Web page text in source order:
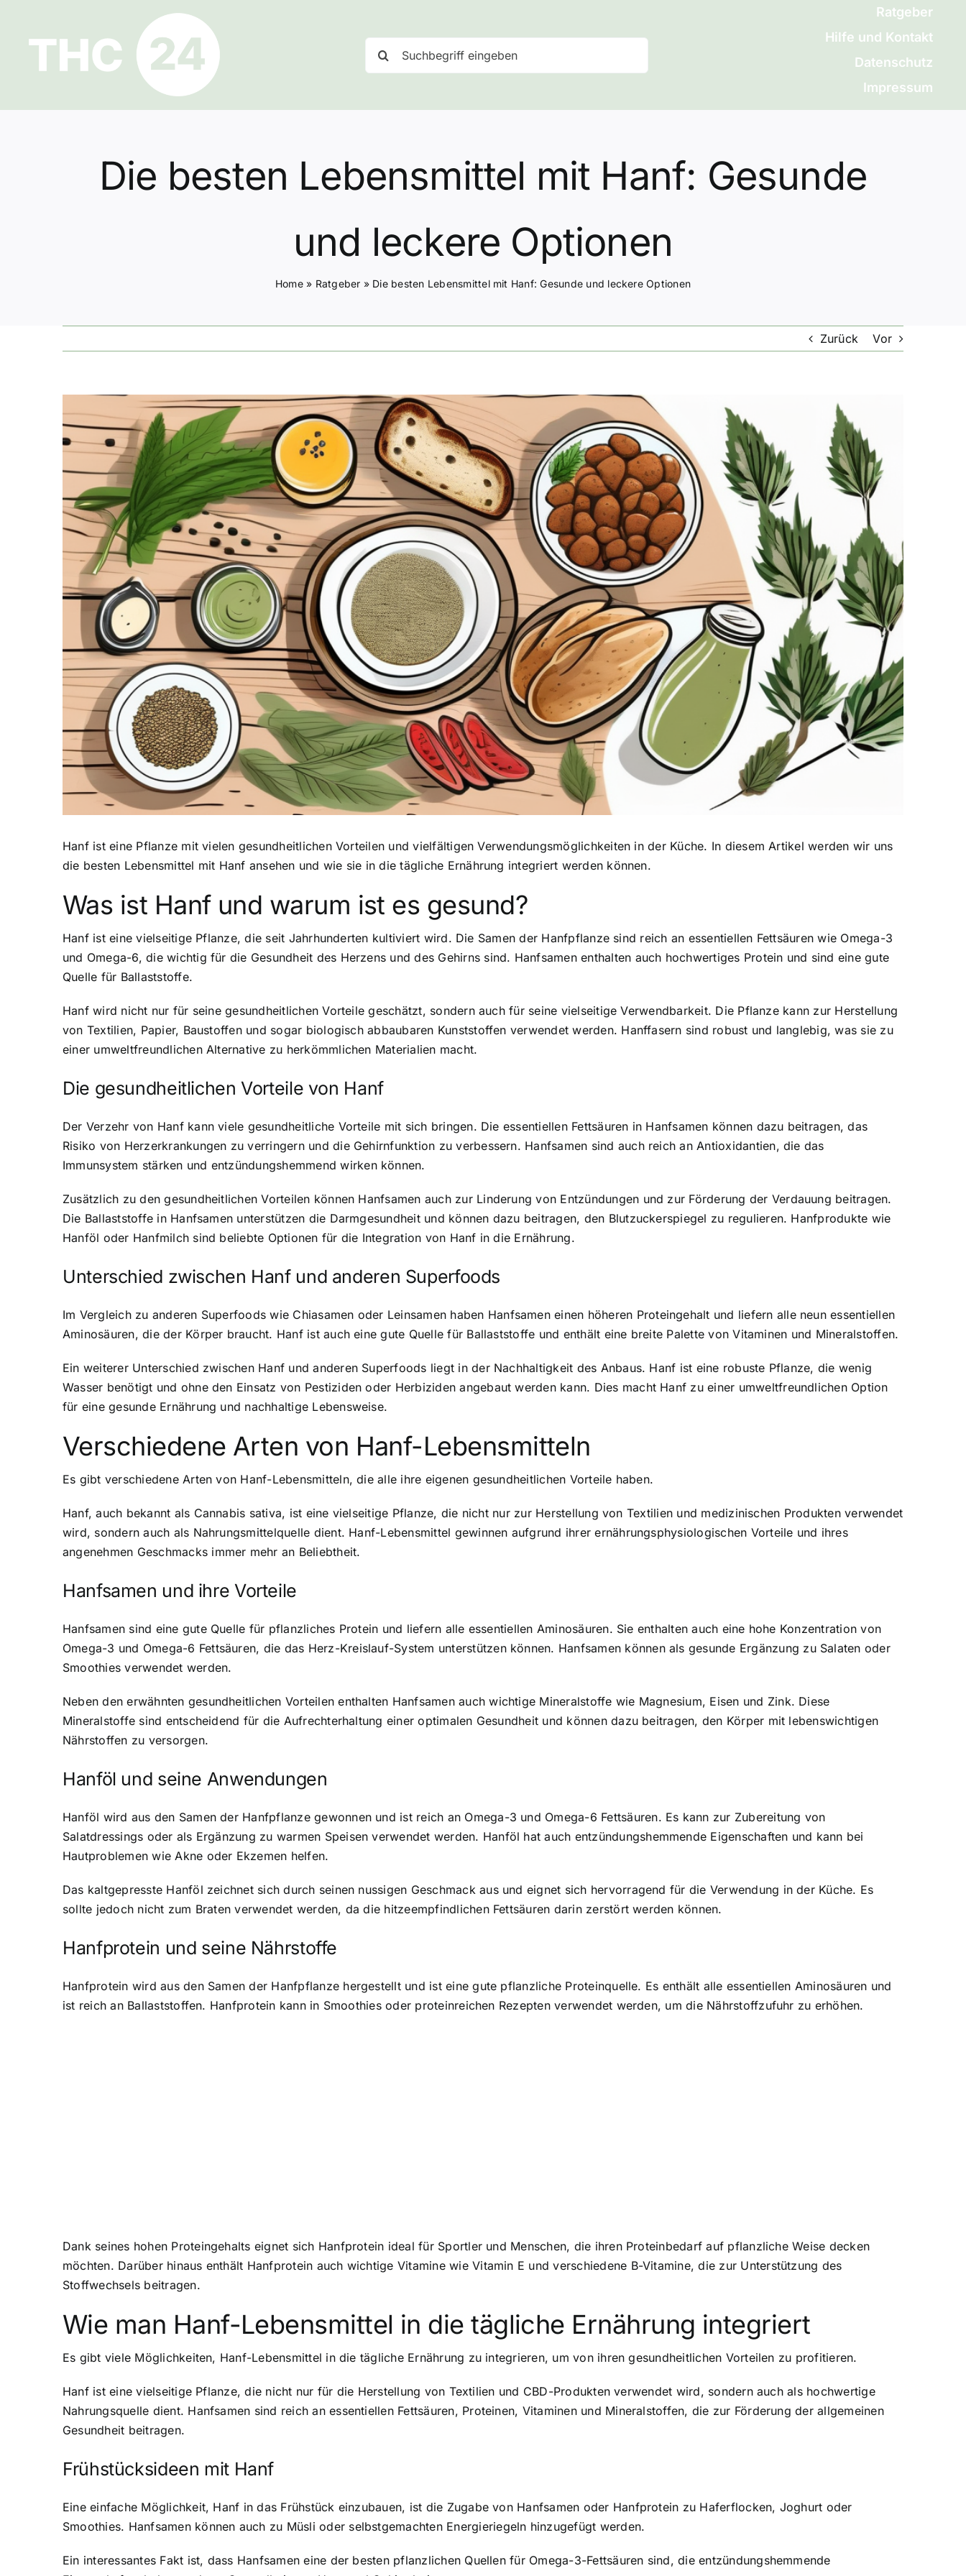
springen
nach:
Ratgeber
Hilfe und Kontakt
Datenschutz
Impressum
Die besten Lebensmittel mit Hanf: Gesunde
und leckere Optionen
Home» Ratgeber » Die besten Lebensmittel mit Hanf: Gesunde und leckere Optionen
Zurück Vor
grösseres
Bild
Hanf ist eine Pflanze mit vielen gesundheitlichen Vorteilen und vielfältigen Verwendungsmöglichkeiten in der Küche. In diesem Artikel werden wir uns
die besten Lebensmittel mit Hanf ansehen und wie sie in die tägliche Ernährung integriert werden können.
Was ist Hanf und warum ist es gesund?
Hanf ist eine vielseitige Pflanze, die seit Jahrhunderten kultiviert wird. Die Samen der Hanfpflanze sind reich an essentiellen Fettsäuren wie Omega-3
und Omega-6, die wichtig für die Gesundheit des Herzens und des Gehirns sind. Hanfsamen enthalten auch hochwertiges Protein und sind eine gute
Quelle für Ballaststoffe.
Hanf wird nicht nur für seine gesundheitlichen Vorteile geschätzt, sondern auch für seine vielseitige Verwendbarkeit. Die Pflanze kann zur Herstellung
von Textilien, Papier, Baustoffen und sogar biologisch abbaubaren Kunststoffen verwendet werden. Hanffasern sind robust und langlebig, was sie zu
einer umweltfreundlichen Alternative zu herkömmlichen Materialien macht.
Die gesundheitlichen Vorteile von Hanf
Der Verzehr von Hanf kann viele gesundheitliche Vorteile mit sich bringen. Die essentiellen Fettsäuren in Hanfsamen können dazu beitragen, das
Risiko von Herzerkrankungen zu verringern und die Gehirnfunktion zu verbessern. Hanfsamen sind auch reich an Antioxidantien, die das
Immunsystem stärken und entzündungshemmend wirken können.
Zusätzlich zu den gesundheitlichen Vorteilen können Hanfsamen auch zur Linderung von Entzündungen und zur Förderung der Verdauung beitragen.
Die Ballaststoffe in Hanfsamen unterstützen die Darmgesundheit und können dazu beitragen, den Blutzuckerspiegel zu regulieren. Hanfprodukte wie
Hanföl oder Hanfmilch sind beliebte Optionen für die Integration von Hanf in die Ernährung.
Unterschied zwischen Hanf und anderen Superfoods
Im Vergleich zu anderen Superfoods wie Chiasamen oder Leinsamen haben Hanfsamen einen höheren Proteingehalt und liefern alle neun essentiellen
Aminosäuren, die der Körper braucht. Hanf ist auch eine gute Quelle für Ballaststoffe und enthält eine breite Palette von Vitaminen und Mineralstoffen.
Ein weiterer Unterschied zwischen Hanf und anderen Superfoods liegt in der Nachhaltigkeit des Anbaus. Hanf ist eine robuste Pflanze, die wenig
Wasser benötigt und ohne den Einsatz von Pestiziden oder Herbiziden angebaut werden kann. Dies macht Hanf zu einer umweltfreundlichen Option
für eine gesunde Ernährung und nachhaltige Lebensweise.
Verschiedene Arten von Hanf-Lebensmitteln
Es gibt verschiedene Arten von Hanf-Lebensmitteln, die alle ihre eigenen gesundheitlichen Vorteile haben.
Hanf, auch bekannt als Cannabis sativa, ist eine vielseitige Pflanze, die nicht nur zur Herstellung von Textilien und medizinischen Produkten verwendet
wird, sondern auch als Nahrungsmittelquelle dient. Hanf-Lebensmittel gewinnen aufgrund ihrer ernährungsphysiologischen Vorteile und ihres
angenehmen Geschmacks immer mehr an Beliebtheit.
Hanfsamen und ihre Vorteile
Hanfsamen sind eine gute Quelle für pflanzliches Protein und liefern alle essentiellen Aminosäuren. Sie enthalten auch eine hohe Konzentration von
Omega-3 und Omega-6 Fettsäuren, die das Herz-Kreislauf-System unterstützen können. Hanfsamen können als gesunde Ergänzung zu Salaten oder
Smoothies verwendet werden.
Neben den erwähnten gesundheitlichen Vorteilen enthalten Hanfsamen auch wichtige Mineralstoffe wie Magnesium, Eisen und Zink. Diese
Mineralstoffe sind entscheidend für die Aufrechterhaltung einer optimalen Gesundheit und können dazu beitragen, den Körper mit lebenswichtigen
Nährstoffen zu versorgen.
Hanföl und seine Anwendungen
Hanföl wird aus den Samen der Hanfpflanze gewonnen und ist reich an Omega-3 und Omega-6 Fettsäuren. Es kann zur Zubereitung von
Salatdressings oder als Ergänzung zu warmen Speisen verwendet werden. Hanföl hat auch entzündungshemmende Eigenschaften und kann bei
Hautproblemen wie Akne oder Ekzemen helfen.
Das kaltgepresste Hanföl zeichnet sich durch seinen nussigen Geschmack aus und eignet sich hervorragend für die Verwendung in der Küche. Es
sollte jedoch nicht zum Braten verwendet werden, da die hitzeempfindlichen Fettsäuren darin zerstört werden können.
Hanfprotein und seine Nährstoffe
Hanfprotein wird aus den Samen der Hanfpflanze hergestellt und ist eine gute pflanzliche Proteinquelle. Es enthält alle essentiellen Aminosäuren und
ist reich an Ballaststoffen. Hanfprotein kann in Smoothies oder proteinreichen Rezepten verwendet werden, um die Nährstoffzufuhr zu erhöhen.
Dank seines hohen Proteingehalts eignet sich Hanfprotein ideal für Sportler und Menschen, die ihren Proteinbedarf auf pflanzliche Weise decken
möchten. Darüber hinaus enthält Hanfprotein auch wichtige Vitamine wie Vitamin E und verschiedene B-Vitamine, die zur Unterstützung des
Stoffwechsels beitragen.
Wie man Hanf-Lebensmittel in die tägliche Ernährung integriert
Es gibt viele Möglichkeiten, Hanf-Lebensmittel in die tägliche Ernährung zu integrieren, um von ihren gesundheitlichen Vorteilen zu profitieren.
Hanf ist eine vielseitige Pflanze, die nicht nur für die Herstellung von Textilien und CBD-Produkten verwendet wird, sondern auch als hochwertige
Nahrungsquelle dient. Hanfsamen sind reich an essentiellen Fettsäuren, Proteinen, Vitaminen und Mineralstoffen, die zur Förderung der allgemeinen
Gesundheit beitragen.
Frühstücksideen mit Hanf
Eine einfache Möglichkeit, Hanf in das Frühstück einzubauen, ist die Zugabe von Hanfsamen oder Hanfprotein zu Haferflocken, Joghurt oder
Smoothies. Hanfsamen können auch zu Müsli oder selbstgemachten Energieriegeln hinzugefügt werden.
Ein interessantes Fakt ist, dass Hanfsamen eine der besten pflanzlichen Quellen für Omega-3-Fettsäuren sind, die entzündungshemmende